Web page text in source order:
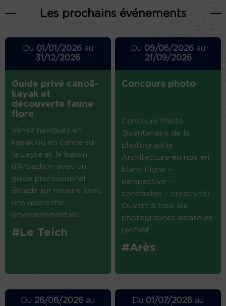
Les prochains événements
Du 01/01/2026au
31/12/2026
Guide privé canoë-
kayak et
découverte faune
flore
Venez naviguez en
kayak ou en canoë sur
la Leyre et le bassin
d’Arcachon avec un
guide professionnel.
Balade sur mesure avec
une approche
environnementale....
#Le Teich
Du 09/06/2026 au
21/09/2026
Concours photo
Concours Photo
Bicentenaire de la
photographie
Architecture en noir en
blanc (ligne –
perspective –
contrastes – créativité)
Ouvert à tous les
photographes amateurs
(enfant...
#Arès
Du 26/06/2026 au Du 01/07/2026 au